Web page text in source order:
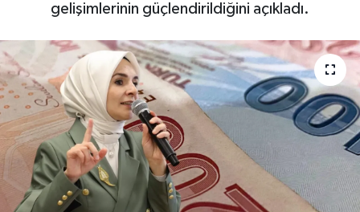
gelişimlerinin güçlendirildiğini açıkladı.
Magazin
Manşet Altı
Manşetler
Resmi İlan